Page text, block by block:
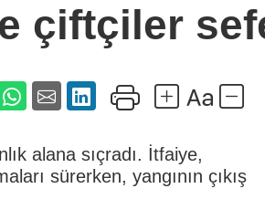
çiftçiler
alana sıçradı. İtfaiye,
sürerken, yangının çıkış